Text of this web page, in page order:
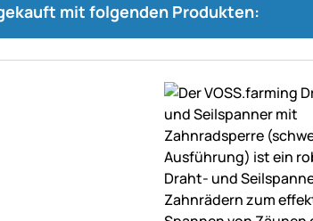
mit folgenden Produkten: